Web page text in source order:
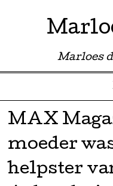
Marloes
Skip to content
MAX
moeder
helpster